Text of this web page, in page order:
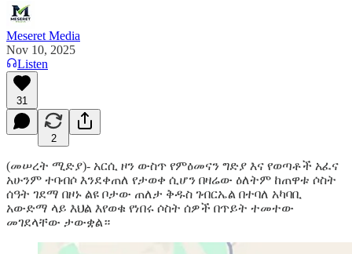
Meseret Media
Nov 10, 2025
Listen
31
2
(መሠረት ሚድያ)- አርሲ ዞን ውስጥ የምዕመናን ግድያ እና የወጣቶች አፈና
አሁንም ተባብሶ እንደቀጠለ የታወቀ ሲሆን በዛሬው ዕለትም ከጠዋቱ ሶስት
ሰዓት ገደማ በዞኑ ልዩ ቦታው ጠለታ ቅዱስ ገብርኤል በተባለ አካባቢ
አውድማ ላይ እህል እየወቁ የነበሩ ሶስት ሰዎች በጥይት ተመተው
መገደላቸው ታውቋል።